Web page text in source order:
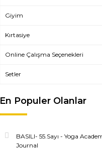
Giyim
Kırtasiye
Online Çalışma Seçenekleri
Setler
En Populer Olanlar
BASILI- 55.Sayı - Yoga
Journal